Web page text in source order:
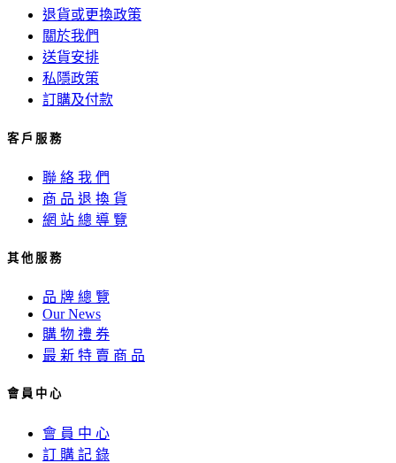
退貨或更換政策
關於我們
送貨安排
私隱政策
訂購及付款
客 戶 服 務
聯 絡 我 們
商 品 退 換 貨
網 站 總 導 覽
其 他 服 務
品 牌 總 覽
Our News
購 物 禮 券
最 新 特 賣 商 品
會 員 中 心
會 員 中 心
訂 購 記 錄